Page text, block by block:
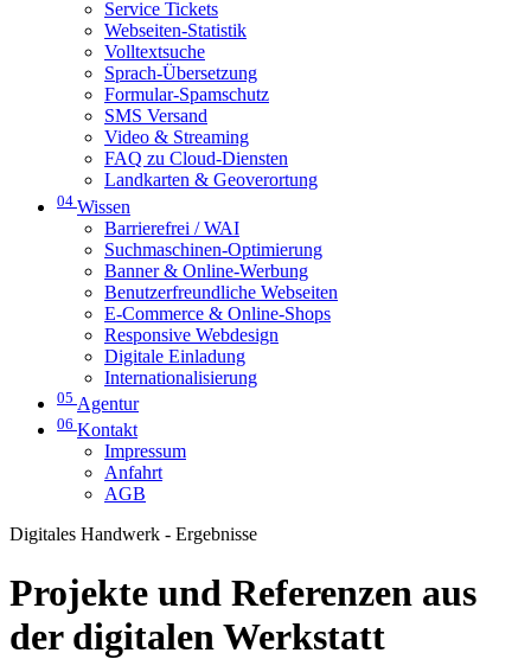
Service Tickets
Webseiten-Statistik
Volltextsuche
Sprach-Übersetzung
Formular-Spamschutz
SMS Versand
Video & Streaming
FAQ zu Cloud-Diensten
Landkarten & Geoverortung
04 Wissen
Barrierefrei / WAI
Suchmaschinen-Optimierung
Banner & Online-Werbung
Benutzerfreundliche Webseiten
E-Commerce & Online-Shops
Responsive Webdesign
Digitale Einladung
Internationalisierung
05 Agentur
06 Kontakt
Impressum
Anfahrt
AGB
Digitales Handwerk - Ergebnisse
Projekte und Referenzen aus
der digitalen Werkstatt